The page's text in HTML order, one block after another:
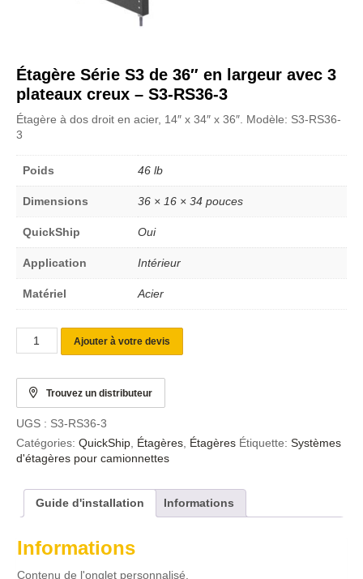
Étagère Série S3 de 36″ en largeur avec 3
plateaux creux – S3-RS36-3
Étagère à dos droit en acier, 14″ x 34″ x 36″. Modèle: S3-RS36-
3
Poids 46 lb
Dimensions 36 × 16 × 34 pouces
QuickShip Oui
Application Intérieur
Matériel Acier
Ajouter à votre devis
Trouvez un distributeur
UGS : S3-RS36-3
Catégories: QuickShip, Étagères, Étagères Étiquette: Systèmes
d'étagères pour camionnettes
Guide d'installation Informations
Informations
Contenu de l'onglet personnalisé.